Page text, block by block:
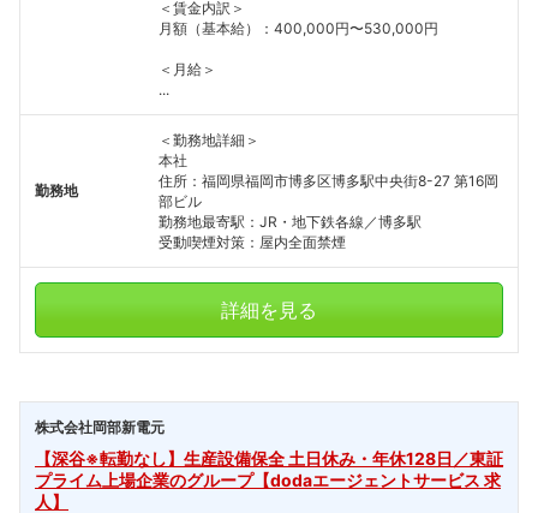
＜賃金内訳＞
月額（基本給）：400,000円〜530,000円
＜月給＞
...
勤務地
＜勤務地詳細＞
本社
住所：福岡県福岡市博多区博多駅中央街8-27 第16岡
部ビル
勤務地最寄駅：JR・地下鉄各線／博多駅
受動喫煙対策：屋内全面禁煙
詳細を見る
株式会社岡部新電元
【深谷※転勤なし】生産設備保全 土日休み・年休128日／東証
プライム上場企業のグループ【dodaエージェントサービス 求
人】